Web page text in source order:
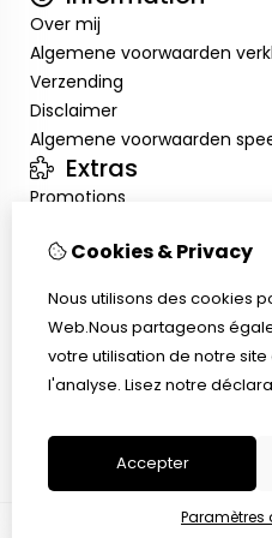
Over mij
Algemene voorwaarden
Verzending
Disclaimer
Algemene voorwaarden
Extras
Promotions
Inloggen
Service client
Retour de marchandise
Cookies & Privacy
Nous utilisons des cookies
Web.Nous partageons
votre utilisation de notre
l'analyse. Lisez notre
Accepter
Paramètres